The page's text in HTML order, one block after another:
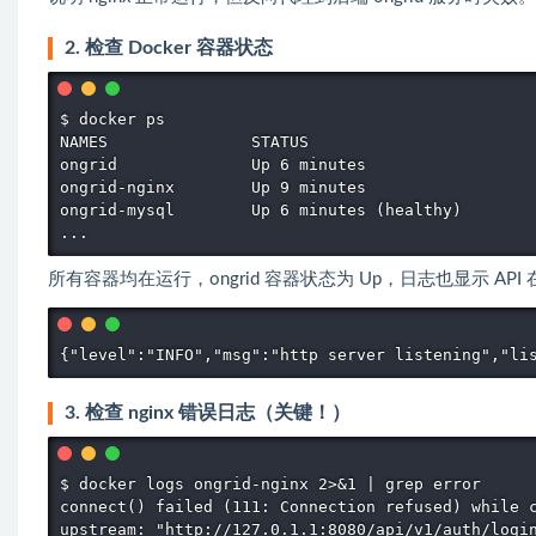
2. 检查 Docker 容器状态
$ docker ps
NAMES               STATUS
ongrid              Up 6 minutes
ongrid-nginx        Up 9 minutes
ongrid-mysql        Up 6 minutes (healthy)
...
所有容器均在运行，ongrid 容器状态为 Up，日志也显示 API
{"level":"INFO","msg":"http server
3. 检查 nginx 错误日志（关键！）
$ docker logs ongrid-nginx 2>&1 | grep error
connect() failed (111: Connection refused) while
upstream: "http://127.0.1.1:8080/api/v1/auth/